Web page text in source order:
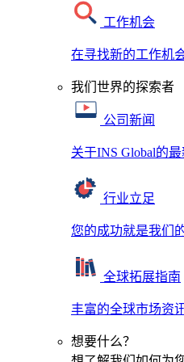
工作机会
在寻找新的工作机
我们世界的探索者
公司新闻
关于INS Global的最
行业立足
您的成功就是我们
全球拓展指南
丰富的全球市场资
想要什么？